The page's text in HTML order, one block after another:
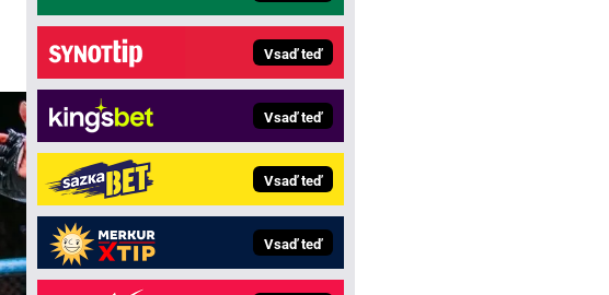
Vsaď teď
Vsaď teď
Vsaď teď
Vsaď teď